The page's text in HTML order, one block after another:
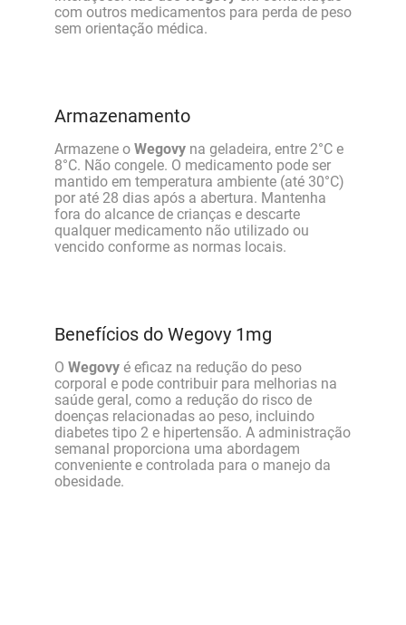
com outros medicamentos para perda de peso
sem orientação médica.
Armazenamento
Armazene o Wegovy na geladeira, entre 2°C e
8°C. Não congele. O medicamento pode ser
mantido em temperatura ambiente (até 30°C)
por até 28 dias após a abertura. Mantenha
fora do alcance de crianças e descarte
qualquer medicamento não utilizado ou
vencido conforme as normas locais.
Benefícios do Wegovy 1mg
O Wegovy é eficaz na redução do peso
corporal e pode contribuir para melhorias na
saúde geral, como a redução do risco de
doenças relacionadas ao peso, incluindo
diabetes tipo 2 e hipertensão. A administração
semanal proporciona uma abordagem
conveniente e controlada para o manejo da
obesidade.